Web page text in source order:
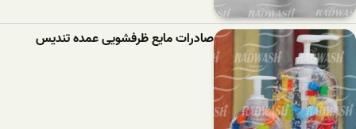
صادرات مایع ظرفشویی عمده تندیس